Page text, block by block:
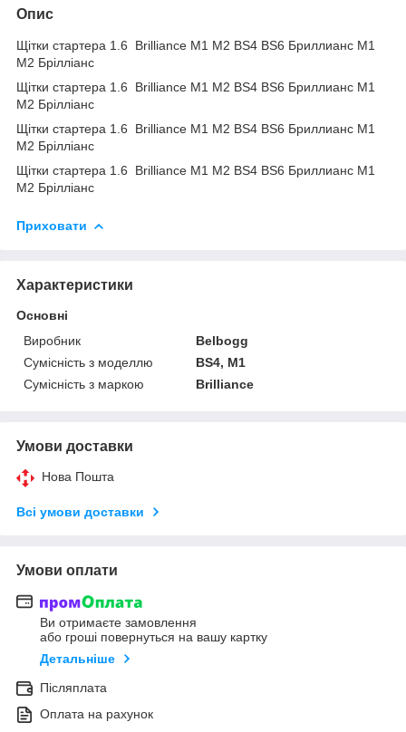
Опис
Щітки стартера 1.6 Brilliance M1 M2 BS4 BS6 Бриллианс М1
М2 Брілліанс
Щітки стартера 1.6 Brilliance M1 M2 BS4 BS6 Бриллианс М1
М2 Брілліанс
Щітки стартера 1.6 Brilliance M1 M2 BS4 BS6 Бриллианс М1
М2 Брілліанс
Щітки стартера 1.6 Brilliance M1 M2 BS4 BS6 Бриллианс М1
М2 Брілліанс
Приховати
Характеристики
Основні
Виробник
Belbogg
Сумісність з моделлю
BS4, M1
Сумісність з маркою
Brilliance
Умови доставки
Нова Пошта
Всі умови доставки
Умови оплати
Ви отримаєте замовлення
або гроші повернуться на вашу картку
Детальніше
Післяплата
Оплата на рахунок